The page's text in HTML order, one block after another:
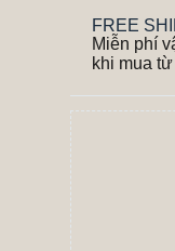
FREE
Miễn phí
khi mua